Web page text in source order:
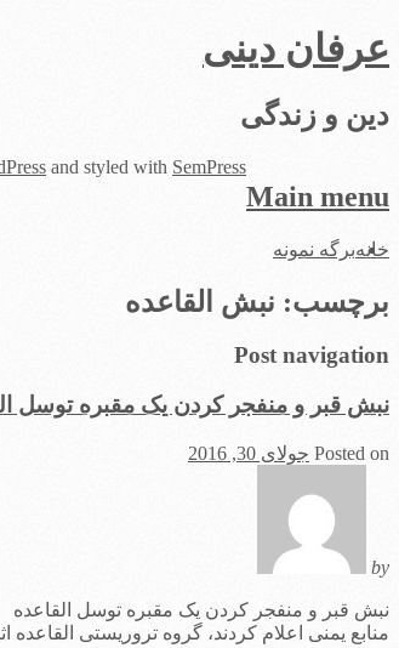
عرفان دینی
دین و زندگی
Main menu
Skip
خانهبرگه نمونه
برچسب: نبش القاعده
Post navigation
نبش قبر و منفجر کردن یک مقبره توسل
Posted on جولای 30, 2016
by
نبش قبر و منفجر کردن یک مقبره توسل القاعده
منابع یمنی اعلام کردند، گروه تروریستی القاعده اثر تاریخی
and styled with SemPress